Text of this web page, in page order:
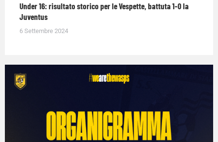
Under 16: risultato storico per le Vespette, battuta 1-0 la
Juventus
6 Settembre 2024